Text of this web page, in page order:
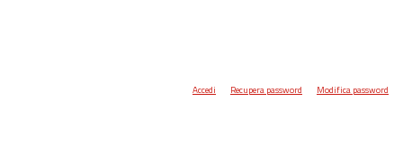
Accedi Recupera password Modifica password